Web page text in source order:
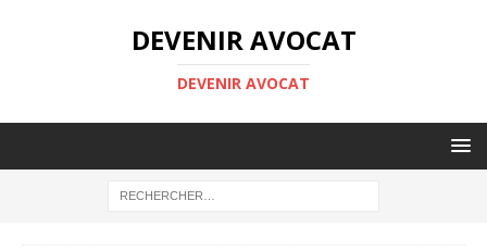
DEVENIR AVOCAT
DEVENIR AVOCAT